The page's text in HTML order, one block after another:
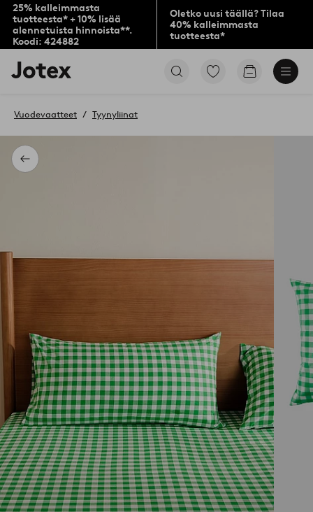
25% kalleimmasta
tuotteesta* + 10% lisää
alennetuista hinnoista**.
Koodi: 424882
Oletko uusi täällä? Tilaa
40% kalleimmasta
tuotteesta*
Jotex-
logo
aloitussivulle
Siirry
Siirry
Takaisin
Vuodevaatteet Tyynyliinat